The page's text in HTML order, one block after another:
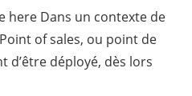
here Dans un contexte de
of sales, ou point de
d’être déployé, dès lors